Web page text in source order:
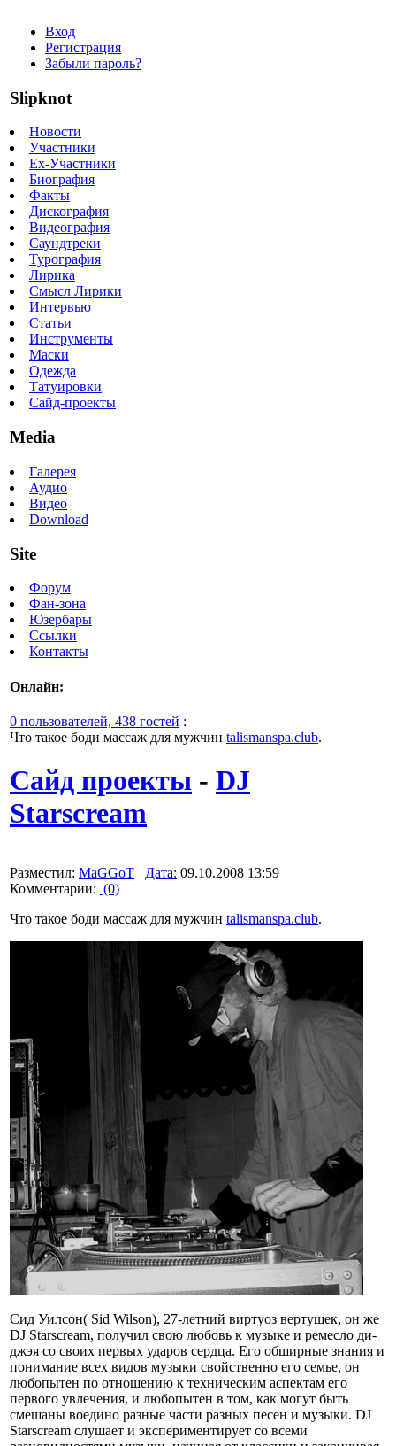
Вход
Регистрация
Забыли пароль?
Slipknot
Новости
Участники
Ex-Участники
Биография
Факты
Дискография
Видеография
Саундтреки
Турография
Лирика
Смысл Лирики
Интервью
Статьи
Инструменты
Маски
Одежда
Татуировки
Сайд-проекты
Media
Галерея
Аудио
Видео
Download
Site
Форум
Фан-зона
Юзербары
Ссылки
Контакты
Онлайн:
0 пользователей, 438 гостей :
Что такое боди массаж для мужчин talismanspa.club.
Сайд проекты - DJ
Starscream
Разместил: MaGGoT Дата: 09.10.2008 13:59
Комментарии: (0)
Что такое боди массаж для мужчин talismanspa.club.
Сид Уилсон( Sid Wilson), 27-летний виртуоз вертушек, он же
DJ Starscream, получил свою любовь к музыке и ремесло ди-
джэя со своих первых ударов сердца. Его обширные знания и
понимание всех видов музыки свойственно его семье, он
любопытен по отношению к техническим аспектам его
первого увлечения, и любопытен в том, как могут быть
смешаны воедино разные части разных песен и музыки. DJ
Starscream слушает и экспериментирует со всеми